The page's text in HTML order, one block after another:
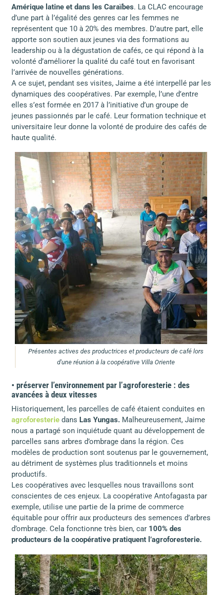
Amérique latine et dans les Caraïbes. La CLAC encourage
d’une part à l’égalité des genres car les femmes ne
représentent que 10 à 20% des membres. D’autre part, elle
apporte son soutien aux jeunes via des formations au
leadership ou à la dégustation de cafés, ce qui répond à la
volonté d’améliorer la qualité du café tout en favorisant
l’arrivée de nouvelles générations.
A ce sujet, pendant ses visites, Jaime a été interpellé par les
dynamiques des coopératives. Par exemple, l’une d’entre
elles s’est formée en 2017 à l’initiative d’un groupe de
jeunes passionnés par le café. Leur formation technique et
universitaire leur donne la volonté de produire des cafés de
haute qualité.
Présentes actives des productrices et producteurs de café lors
d'une réunion à la coopérative Villa Oriente
• préserver l’environnement par l’agroforesterie : des
avancées à deux vitesses
Historiquement, les parcelles de café étaient conduites en
agroforesteriedans Las Yungas.Malheureusement, Jaime
nous a partagé son inquiétude quant au développement de
parcelles sans arbres d’ombrage dans la région. Ces
modèles de production sont soutenus par le gouvernement,
au détriment de systèmes plus traditionnels et moins
productifs.
Les coopératives avec lesquelles nous travaillons sont
conscientes de ces enjeux. La coopérative Antofagasta par
exemple, utilise une partie de la prime de commerce
équitable pour offrir aux producteurs des semences d’arbres
d’ombrage. Cela fonctionne très bien, car 100% des
producteurs de la coopérative pratiquent l’agroforesterie.